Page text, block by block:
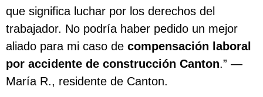
que significa luchar por los derechos del
trabajador. No podría haber pedido un mejor
aliado para mi caso de compensación laboral
por accidente de construcción Canton.” —
María R., residente de Canton.